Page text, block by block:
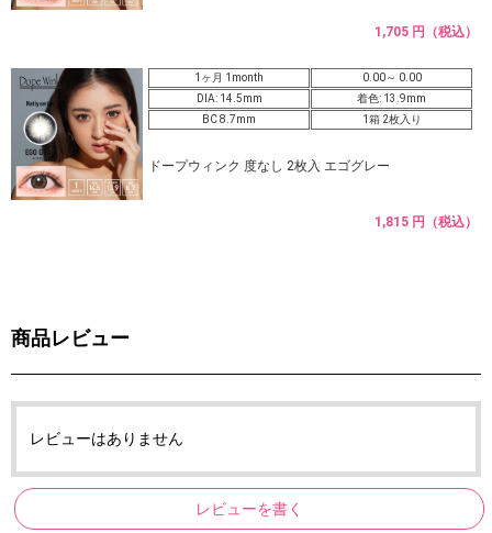
1,705 円（税込）
1ヶ月 1month
0.00～ 0.00
DIA: 14.5mm
着色: 13.9mm
BC 8.7mm
1箱 2枚入り
ドープウィンク 度なし 2枚入 エゴグレー
1,815 円（税込）
商品レビュー
レビューはありません
レビューを書く